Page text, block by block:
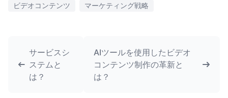
ビデオコンテンツ
マーケティング戦略
サービスシ
ステムと
は？
AIツールを使用したビデオ
コンテンツ制作の革新と
は？